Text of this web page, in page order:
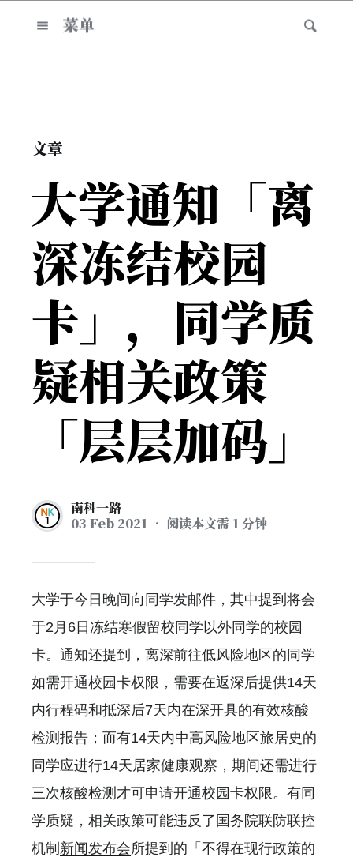
菜单
文章
大学通知「离
深冻结校园
卡」，同学质
疑相关政策
「层层加码」
南科一路
03 Feb 2021 • 阅读本文需 1 分钟
大学于今日晚间向同学发邮件，其中提到将会
于2月6日冻结寒假留校同学以外同学的校园
卡。通知还提到，离深前往低风险地区的同学
如需开通校园卡权限，需要在返深后提供14天
内行程码和抵深后7天内在深开具的有效核酸
检测报告；而有14天内中高风险地区旅居史的
同学应进行14天居家健康观察，期间还需进行
三次核酸检测才可申请开通校园卡权限。有同
学质疑，相关政策可能违反了国务院联防联控
机制 新闻发布会所提到的「不得在现行政策的